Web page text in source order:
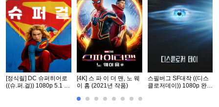
[정식릴] DC 슈퍼히어로
((슈.퍼.걸)) 1080p 5.1 공
[4K] 스 파 이 더 맨, 노 웨
이 홈 (2021년 작품)
스필버그 SF대작 ((디스
클로저데이)) 1080p 완벽